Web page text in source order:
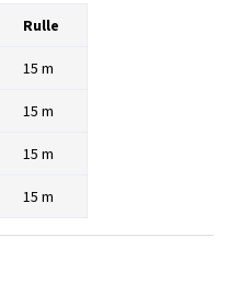
Rulle
15 m
15 m
15 m
15 m